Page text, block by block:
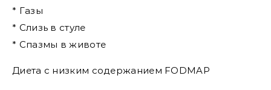
* Газы
* Слизь в стуле
* Спазмы в животе
Диета с низким содержанием FODMAP